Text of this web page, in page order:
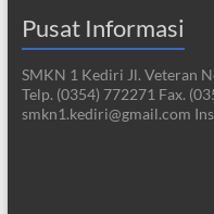
Pusat Informasi
SMKN 1 Kediri Jl. Veteran
Telp. (0354) 772271 Fax.
smkn1.kediri@gmail.com